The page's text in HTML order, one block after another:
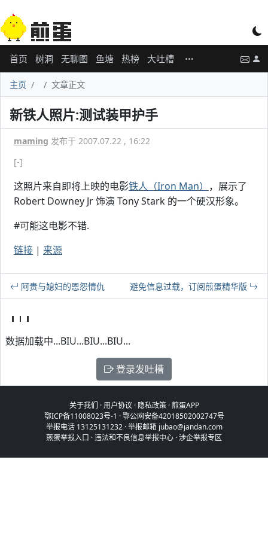
首页 树洞 无聊图 鱼塘 热榜 大吐槽
主页 文章正文
新铁人照片:测试装甲护手
maming 发布于 2007.07.22 , 16:22
[-]
这照片来自即将上映的电影铁人（Iron Man） ，展示了
Robert Downey Jr 饰演 Tony Stark 的一个硬汉形象。
#可能这电影不错.
链接 | 来源
阿贵与媳妇的恩怨情仇 避免信息过载，订阅煎蛋精华版
数据加载中...BIU...BIU...BIU...
登录发吐槽
关于我们 ·用户协议 · 隐私政策·煎蛋APP
鄂ICP备11008023号-1 ·鄂公网安备42018502002747号
举报电话 13125131232 · 举报邮箱 jubao@jandan.com
煎蛋举报入口 ·违法和不良信息举报中心 ·涉企举报专区